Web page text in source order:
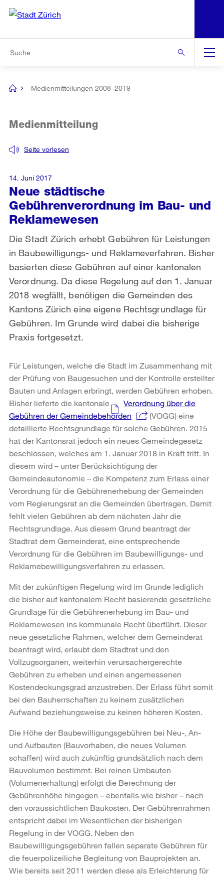
Navigation
[no
Medienmitteilungen 2008–2019
Neue städtische
Gebührenverordnung im Bau- und
Reklamewesen
Seite vorlesen
Medienmitteilung
Die Stadt Zürich erhebt Gebühren für Leistungen
in Baubewilligungs- und Reklameverfahren. Bisher
basierten diese Gebühren auf einer kantonalen
Verordnung. Da diese Regelung auf den 1. Januar
2018 wegfällt, benötigen die Gemeinden des
Kantons Zürich eine eigene Rechtsgrundlage für
Gebühren. Im Grunde wird dabei die bisherige
Praxis fortgesetzt.
14. Juni 2017
Für Leistungen, welche die Stadt im Zusammenhang mit
der Prüfung von Baugesuchen und der Kontrolle erstellter
Bauten und Anlagen erbringt, werden Gebühren erhoben.
Bisher lieferte die kantonale
Verordnung über die
Gebühren der Gemeindebehörden
(VOGG) eine
detaillierte Rechtsgrundlage für solche Gebühren. 2015
hat der Kantonsrat jedoch ein neues Gemeindegesetz
beschlossen, welches am 1. Januar 2018 in Kraft tritt. In
diesem wird – unter Berücksichtigung der
Gemeindeautonomie – die Kompetenz zum Erlass einer
Verordnung für die Gebührenerhebung der Gemeinden
vom Regierungsrat an die Gemeinden übertragen. Damit
fehlt vielen Gebühren ab dem nächsten Jahr die
Rechtsgrundlage. Aus diesem Grund beantragt der
Stadtrat dem Gemeinderat, eine entsprechende
Verordnung für die Gebühren im Baubewilligungs- und
Reklamebewilligungsverfahren zu erlassen.
Mit der zukünftigen Regelung wird im Grunde lediglich
die bisher auf kantonalem Recht basierende gesetzliche
Grundlage für die Gebührenerhebung im Bau- und
Reklamewesen ins kommunale Recht überführt. Dieser
neue gesetzliche Rahmen, welcher dem Gemeinderat
beantragt wird, erlaubt dem Stadtrat und den
Vollzugsorganen, weiterhin verursachergerechte
Gebühren zu erheben und einen angemessenen
Kostendeckungsgrad anzustreben. Der Erlass führt somit
bei den Bauherrschaften zu keinem zusätzlichen
Aufwand beziehungsweise zu keinen höheren Kosten.
Die Höhe der Baubewilligungsgebühren bei Neu-, An-
und Aufbauten (Bauvorhaben, die neues Volumen
schaffen) wird auch zukünftig grundsätzlich nach dem
Bauvolumen bestimmt. Bei reinen Umbauten
(Volumenerhaltung) erfolgt die Berechnung der
Gebührenhöhe hingegen – ebenfalls wie bisher – nach
den voraussichtlichen Baukosten. Der Gebührenrahmen
entspricht dabei im Wesentlichen der bisherigen
Regelung in der VOGG. Neben den
Baubewilligungsgebühren fallen separate Gebühren für
die feuerpolizeiliche Begleitung von Bauprojekten an.
Wie bereits seit 2011 werden diese als Erleichterung für